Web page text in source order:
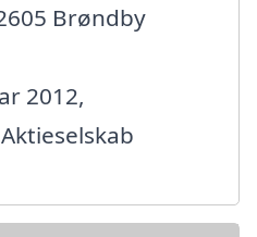
Brøndby
2012,